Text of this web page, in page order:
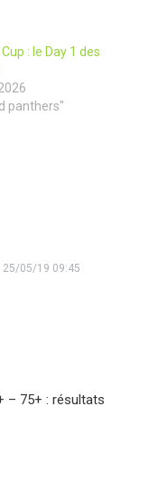
: le Day 1 des
panthers"
25/05/19 09:45
– 75+ : résultats